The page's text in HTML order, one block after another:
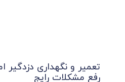
تعمیر و نگهداری
رفع مشکلات رایج